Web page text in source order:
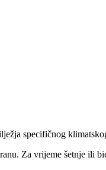
specifičnog
Za vrijeme šetnje ili